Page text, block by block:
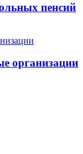
пенсий
организации